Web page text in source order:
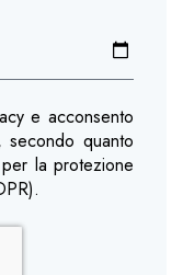
e acconsento
secondo quanto
la protezione